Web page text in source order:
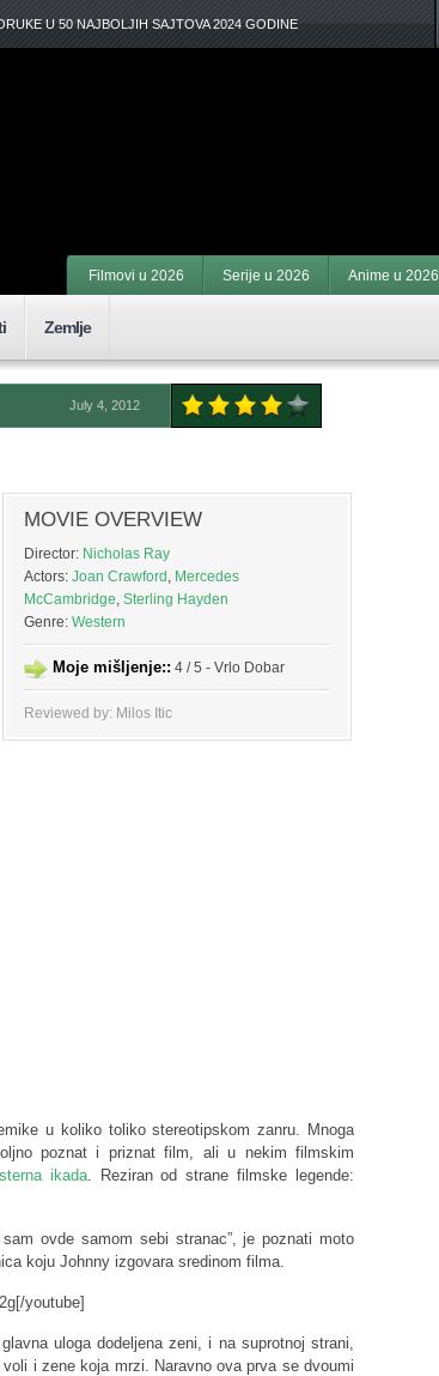
U 50 NAJBOLJIH SAJTOVA 2024 GODINE
Filmovi u 2026 Serije u 2026 Anime u 2026
Zemlje
July 4, 2012
MOVIE OVERVIEW
Director: Nicholas Ray
Actors: Joan Crawford
Mercedes
McCambridge Sterling Hayden
Genre: Western
Moje mišljenje:: 4 / 5 - Vrlo Dobar
Reviewed by: Milos Itic
u koliko toliko stereotipskom zanru. Mnoga
poznat i priznat film, ali u nekim filmskim
ikada. Reziran od strane filmske legende:
sam ovde samom sebi stranac”, je poznati moto
koju Johnny izgovara sredinom filma.
youtube]
uloga dodeljena zeni, i na suprotnoj strani,
i zene koja mrzi. Naravno ova prva se dvoumi